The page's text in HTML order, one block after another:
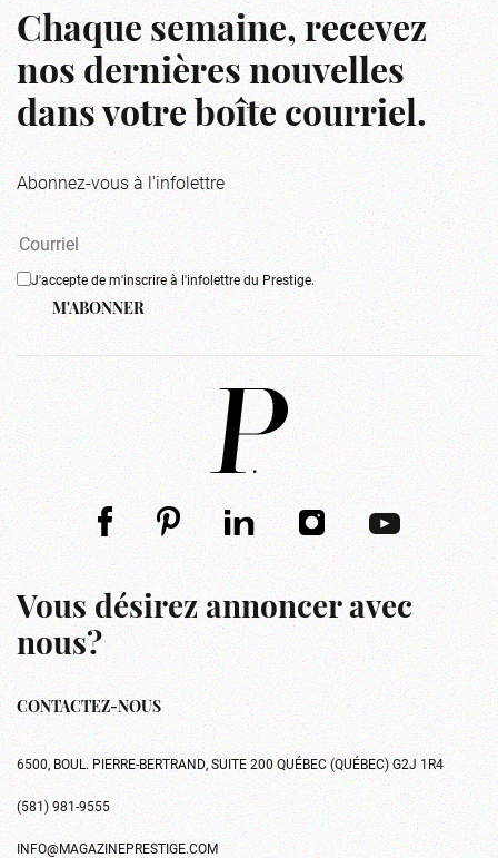
Chaque semaine, recevez
nos dernières nouvelles
dans votre boîte courriel.
Abonnez-vous à l'infolettre
J'accepte de m'inscrire à l'infolettre du Prestige.
M'ABONNER
Vous désirez annoncer avec
nous?
CONTACTEZ-NOUS
6500, BOUL. PIERRE-BERTRAND, SUITE 200 QUÉBEC (QUÉBEC) G2J 1R4
(581) 981-9555
INFO@MAGAZINEPRESTIGE.COM